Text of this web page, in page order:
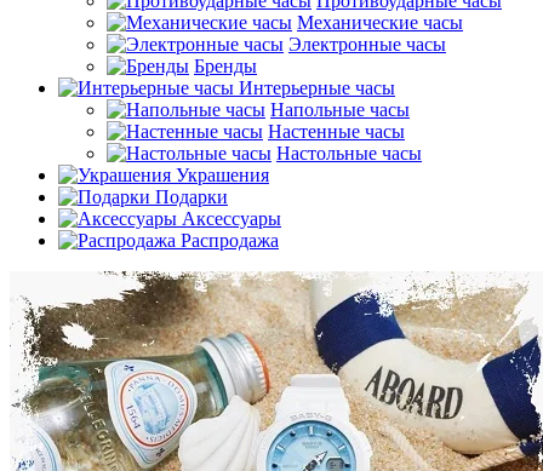
Механические часы
Электронные часы
Бренды
Интерьерные часы
Напольные часы
Настенные часы
Настольные часы
Украшения
Подарки
Аксессуары
Распродажа